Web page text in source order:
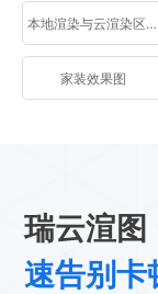
本地渲染与云渲染区别
家装效果图
瑞云渲图
速告别卡